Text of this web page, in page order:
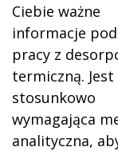
Ciebie ważne
informacje
pracy z
termiczną.
stosunkowo
wymagająca
analityczna,